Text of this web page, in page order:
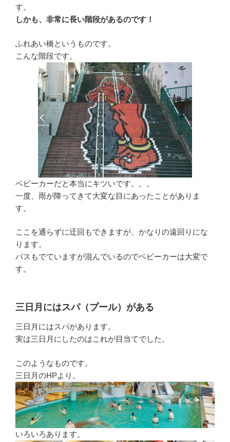
す。
しかも、非常に長い階段があるのです！
ふれあい橋というものです。
こんな階段です。
ベビーカーだと本当にキツいです。。。
一度、雨が降ってきて大変な目にあったことがありま
す。
ここを通らずに迂回もできますが、かなりの遠回りにな
ります。
バスもでていますが混んでいるのでベビーカーは大変で
す。
三日月にはスパ（プール）がある
三日月にはスパがあります。
実は三日月にしたのはこれが目当てでした。
このようなものです。
三日月のHPより。
いろいろあります。